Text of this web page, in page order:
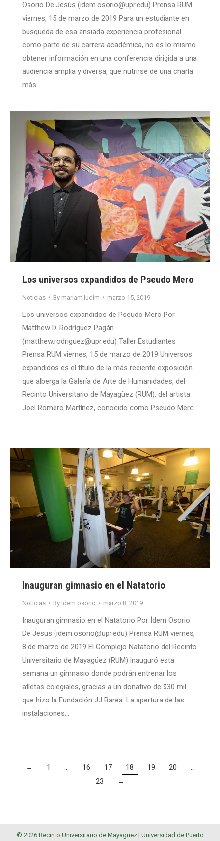
Osorio De Jesús (idem.osorio@upr.edu) Prensa RUM
viernes, 15 de marzo de 2019 Para un estudiante en
búsqueda de esa ansiada experiencia profesional
como parte de su carrera académica, no es lo mismo
obtener información en una conferencia dirigida a una
audiencia amplia y diversa, que nutrirse de una charla
más…
Los universos expandidos de Pseudo Mero
Noticias By mariam.ludim marzo 15, 2019
Los universos expandidos de Pseudo Mero Por
Matthew D. Rodríguez Pagán
(matthew.rodriguez@upr.edu) Taller Estudiantes
Prensa RUM viernes, 15 de marzo de 2019 Universos
expandidos es el título de la más reciente exposición
que alberga la Galería de Arte de Humanidades, del
Recinto Universitario de Mayagüez (RUM), del artista
Joel Romero Martínez, conocido como Pseudo Mero.
Inauguran gimnasio en el Natatorio
Noticias By idem.osorio marzo 8, 2019
Inauguran gimnasio en el Natatorio Por Ídem Osorio
De Jesús (idem.osorio@upr.edu) Prensa RUM viernes,
8 de marzo de 2019 El Complejo Natatorio del Recinto
Universitario de Mayagüez (RUM) inauguró esta
semana un gimnasio donde podrán entrenar los
atletas colegiales, gracias a un donativo de $30 mil
que hizo la Fundación JJ Barea. La apertura de las
instalaciones…
← 1 … 16 17 18 19 20
…
23
→
© 2026 Recinto Universitario de Mayagüez | Universidad de Puerto